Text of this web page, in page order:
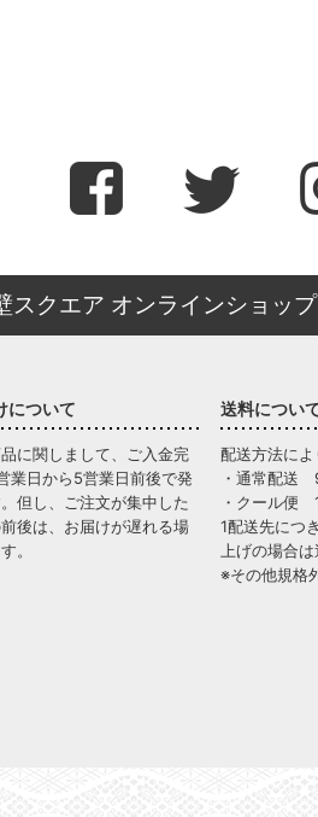
スクエア オンラインショッ
について
に関しまして、ご入金完
業日から5営業日前後で発
但し、ご注文が集中した
後は、お届けが遅れる場
。
送料につい
配送方法によ
・通常配送
・クール便
1配送先につ
上げの場合
※その他規格